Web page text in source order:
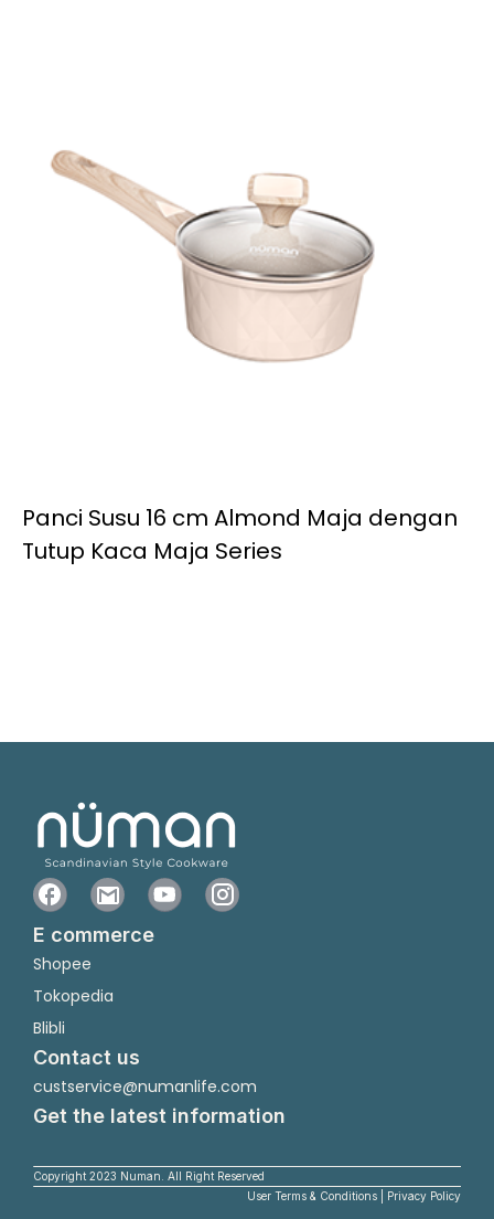
Panci Susu 16 cm Almond Maja dengan
Tutup Kaca Maja Series
E commerce
Shopee
Tokopedia
Blibli
Contact us
custservice@numanlife.com
Get the latest information
Copyright 2023 Numan. All Right Reserved
User Terms & Conditions | Privacy Policy